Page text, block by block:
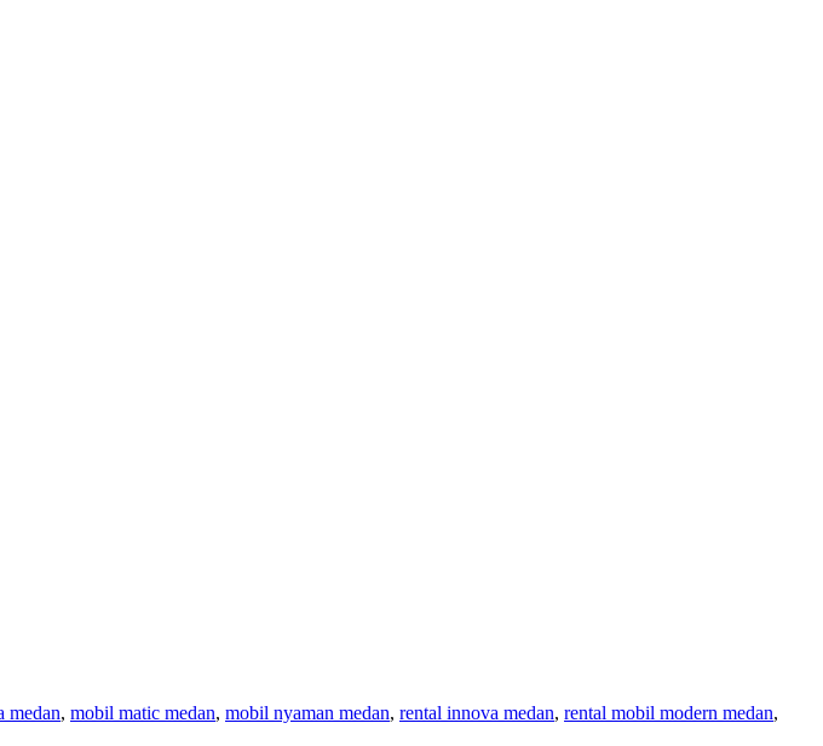
medan, mobil matic medan, mobil nyaman medan, rental innova medan, rental mobil modern medan,